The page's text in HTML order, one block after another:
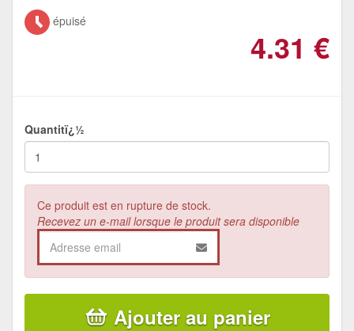
épuisé
4.31 €
Quantitï¿½
Ce produit est en rupture de stock.
Recevez un e-mail lorsque le produit sera disponible
Ajouter au panier